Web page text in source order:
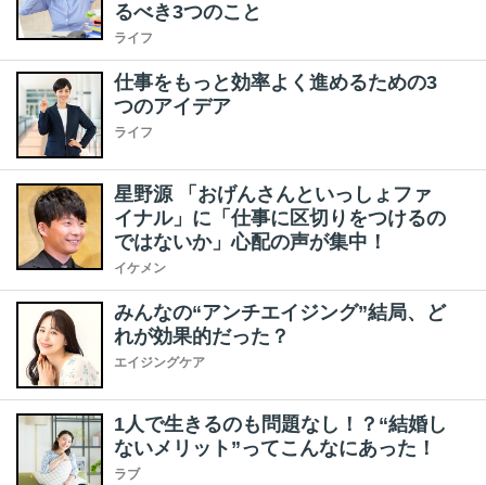
るべき3つのこと
ライフ
仕事をもっと効率よく進めるための3
つのアイデア
ライフ
星野源 「おげんさんといっしょファ
イナル」に「仕事に区切りをつけるの
ではないか」心配の声が集中！
イケメン
みんなの“アンチエイジング”結局、ど
れが効果的だった？
エイジングケア
1人で生きるのも問題なし！？“結婚し
ないメリット”ってこんなにあった！
ラブ